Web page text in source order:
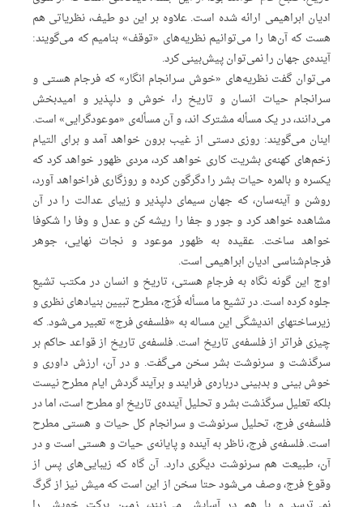
ادیان‌ ابراهیمی‌ ارائه‌ شده‌ است. علاوه‌ بر این‌ دو طیف، نظریاتی‌ هم‌
هست‌ که‌ آن‌ها را می‌توانیم‌ نظریه‌های‌ «توقف» بنامیم‌ که‌ می‌گویند:
آینده‌ی‌ جهان‌ را نمی‌توان‌ پیش‌بینی‌ کرد.
می‌توان‌ گفت‌ نظریه‌های‌ «خوش‌ سرانجام‌ انگار» که‌ فرجام‌ هستی‌ و
سرانجام‌ حیات‌ انسان‌ و تاریخ‌ را، خوش‌ و دلپذیر و امیدبخش‌
می‌دانند، در یک‌ مسأله‌ مشترک‌ اند، و آن‌ مسأله‌ی‌ «موعودگرایی» است.
اینان‌ می‌گویند: روزی‌ دستی‌ از غیب‌ برون‌ خواهد آمد و برای‌ التیام‌
زخم‌های‌ کهنه‌ی‌ بشریت‌ کاری‌ خواهد کرد، مردی‌ ظهور خواهد کرد که‌
یکسره‌ و بالمره‌ حیات‌ بشر را دگرگون‌ کرده‌ و روزگاری‌ فراخواهد آورد،
روشن‌ و آینه‌سان، که‌ جهان‌ سیمای‌ دلپذیر و زیبای‌ عدالت‌ را در آن‌
مشاهده‌ خواهد کرد و جور و جفا را ریشه‌ کن‌ و عدل‌ و وفا را شکوفا
خواهد ساخت. عقیده‌ به‌ ظهور موعود و نجات‌ نهایی، جوهر
فرجام‌شناسی‌ ادیان‌ ابراهیمی‌ است.
اوج‌ این‌ گونه‌ نگاه‌ به‌ فرجامِ‌ هستی، تاریخ‌ و انسان‌ در مکتب‌ تشیع‌
جلوه‌ کرده‌ است. در تشیع‌ ما مسأله‌ فَرَج، مطرح‌ تبیین‌ بنیادهای‌ نظری‌ و
زیرساختهای‌ اندیشگی‌ این‌ مساله‌ به‌ «فلسفه‌ی‌ فرج» تعبیر می‌شود. که‌
چیزی‌ فراتر از فلسفه‌ی‌ تاریخ‌ است. فلسفه‌ی‌ تاریخ‌ از قواعد حاکم‌ بر
سرگذشت‌ و سرنوشت‌ بشر سخن‌ می‌گفت. و در آن، ارزش‌ داوری‌ و
خوش‌ بینی‌ و بدبینی‌ درباره‌ی‌ فرایند و برآیند گردش‌ ایام‌ مطرح‌ نیست‌
بلکه‌ تعلیل‌ سرگذشت‌ بشر و تحلیل‌ آینده‌ی‌ تاریخ‌ او مطرح‌ است، اما در
فلسفه‌ی‌ فرج، تحلیل‌ سرنوشت‌ و سرانجام‌ کل‌ حیات‌ و هستی‌ مطرح‌
است. فلسفه‌ی‌ فرج، ناظر به‌ آینده‌ و پایانه‌ی‌ حیات‌ و هستی‌ است‌ و در
آن، طبیعت‌ هم‌ سرنوشت‌ دیگری‌ دارد. آن‌ گاه‌ که‌ زیبایی‌های‌ پس‌ از
وقوع‌ فرج، وصف‌ می‌شود حتا سخن‌ از این‌ است‌ که‌ میش‌ نیز از گرگ‌